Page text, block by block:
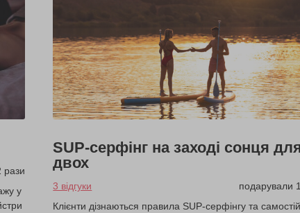
рази
у
SUP-серфінг на заході сонця
двох
3 відгуки
подарували
Клієнти дізнаються правила SUP-серфінгу та